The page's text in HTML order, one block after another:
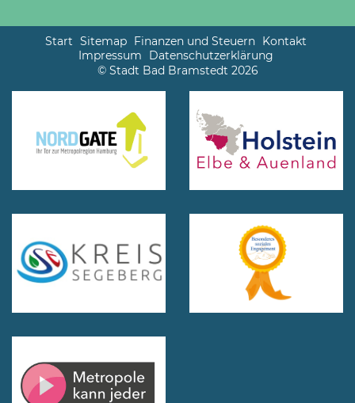
Start Sitemap Finanzen und Steuern Kontakt
Impressum
Datenschutzerklärung
© Stadt Bad Bramstedt 2026